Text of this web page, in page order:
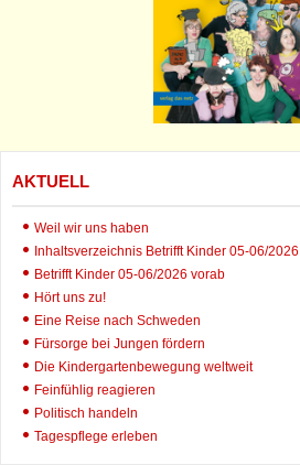
AKTUELL
Weil wir uns haben
Inhaltsverzeichnis Betrifft Kinder 05-06/2026
Betrifft Kinder 05-06/2026 vorab
Hört uns zu!
Eine Reise nach Schweden
Fürsorge bei Jungen fördern
Die Kindergartenbewegung weltweit
Feinfühlig reagieren
Politisch handeln
Tagespflege erleben